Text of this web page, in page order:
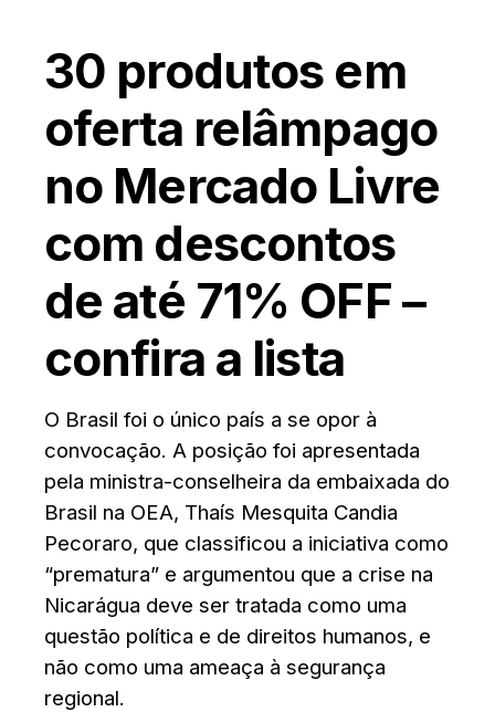
30 produtos em
oferta relâmpago
no Mercado Livre
com descontos
de até 71% OFF –
confira a lista
O Brasil foi o único país a se opor à
convocação. A posição foi apresentada
pela ministra-conselheira da embaixada do
Brasil na OEA, Thaís Mesquita Candia
Pecoraro, que classificou a iniciativa como
“prematura” e argumentou que a crise na
Nicarágua deve ser tratada como uma
questão política e de direitos humanos, e
não como uma ameaça à segurança
regional.